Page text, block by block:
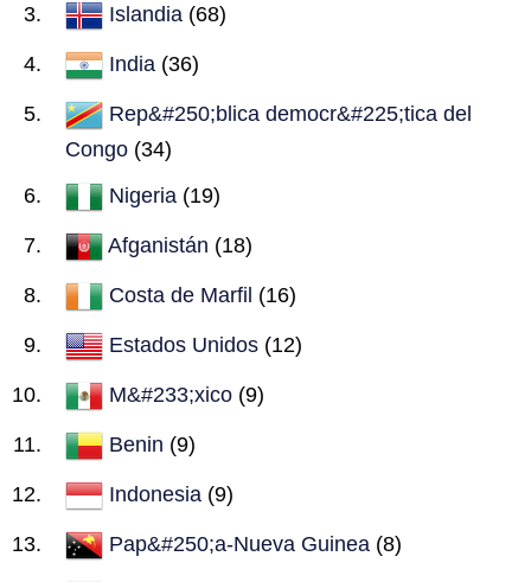
Islandia (68)
India (36)
Rep&#250;blica democr&#225;tica del
Congo (34)
Nigeria (19)
Afganistán (18)
Costa de Marfil (16)
Estados Unidos (12)
M&#233;xico (9)
Benin (9)
Indonesia (9)
Pap&#250;a-Nueva Guinea (8)